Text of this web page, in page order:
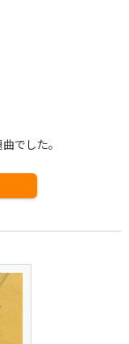
でした。